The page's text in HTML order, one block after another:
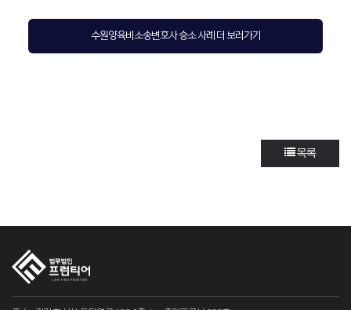
수원양육비소송변호사 승소 사례 더 보러가기
목록